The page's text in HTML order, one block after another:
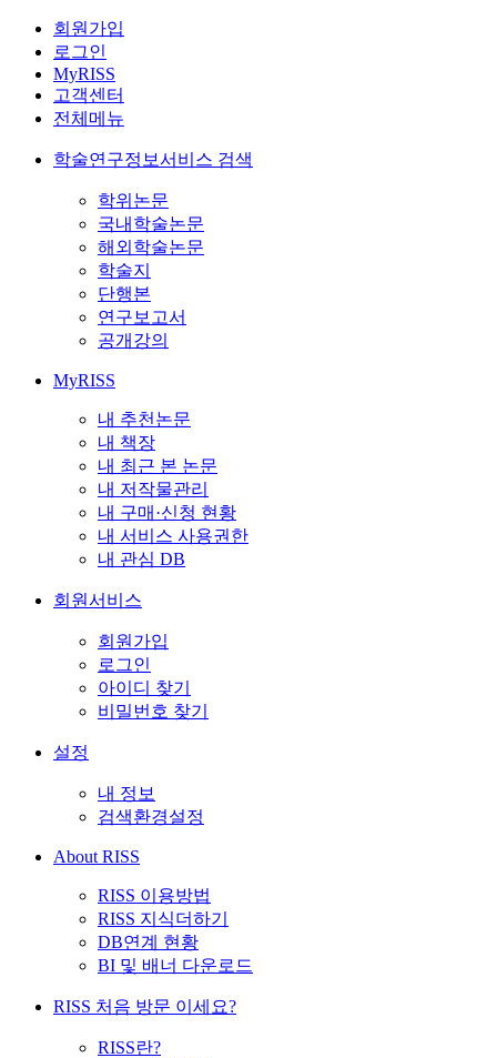
회원가입
로그인
MyRISS
고객센터
전체메뉴
학술연구정보서비스 검색
학위논문
국내학술논문
해외학술논문
학술지
단행본
연구보고서
공개강의
MyRISS
내 추천논문
내 책장
내 최근 본 논문
내 저작물관리
내 구매·신청 현황
내 서비스 사용권한
내 관심 DB
회원서비스
회원가입
로그인
아이디 찾기
비밀번호 찾기
설정
내 정보
검색환경설정
About RISS
RISS 이용방법
RISS 지식더하기
DB연계 현황
BI 및 배너 다운로드
RISS 처음 방문 이세요?
RISS란?